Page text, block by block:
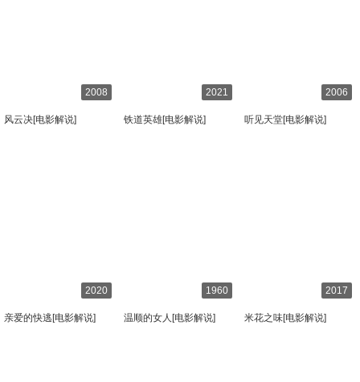
2008
风云决[电影解说]
2021
铁道英雄[电影解说]
2006
听见天堂[电影解说]
2020
亲爱的快逃[电影解说]
1960
温顺的女人[电影解说]
2017
米花之味[电影解说]